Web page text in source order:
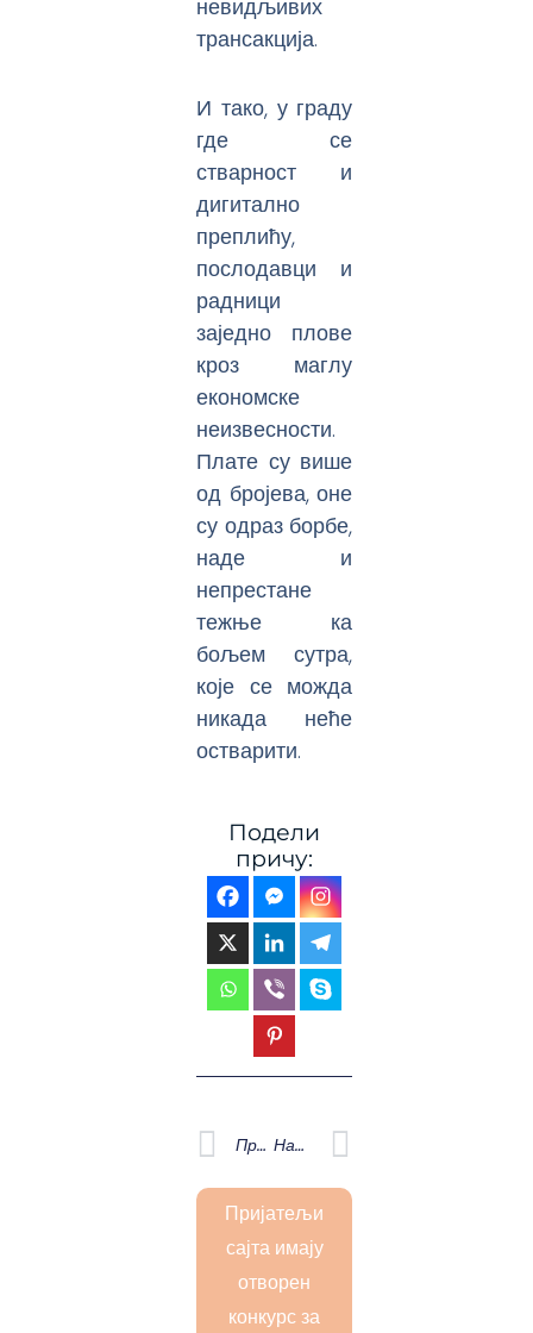
невидљивих
трансакција.
И тако, у граду
где се
стварност и
дигитално
преплићу,
послодавци и
радници
заједно плове
кроз маглу
економске
неизвесности.
Плате су више
од бројева, оне
су одраз борбе,
наде и
непрестане
тежње ка
бољем сутра,
које се можда
никада неће
остварити.
Подели
причу:
Prev
Претходна Наредна
Next
Пријатељи
сајта имају
отворен
конкурс за